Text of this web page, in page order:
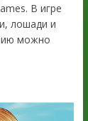
В игре
лошади и
можно